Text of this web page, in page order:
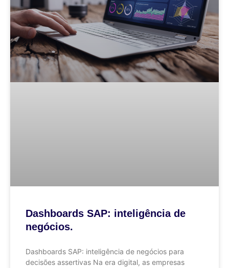
Dashboards SAP: inteligência de
negócios.
Dashboards SAP: inteligência de negócios para
decisões assertivas Na era digital, as empresas